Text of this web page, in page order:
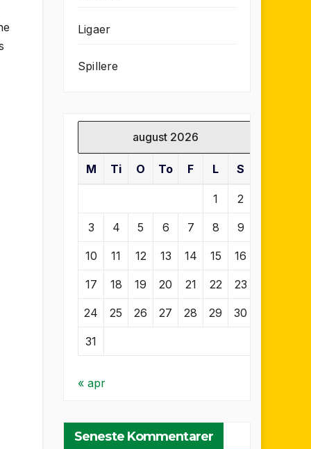
Ligaer
Spillere
august 2026
M Ti O To F L S
1 2
3 4 5 6 7 8 9
10 11 12 13 14 15 16
17 18 19 20 21 22 23
24 25 26 27 28 29 30
31
« apr
Seneste Kommentarer